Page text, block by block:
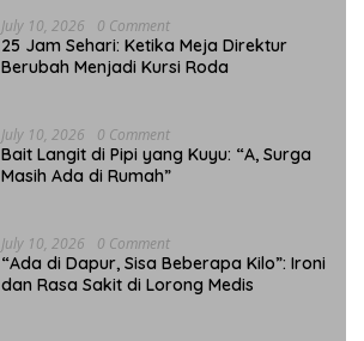
July 10, 2026 0 Comment
25 Jam Sehari: Ketika Meja Direktur
Berubah Menjadi Kursi Roda
July 10, 2026 0 Comment
Bait Langit di Pipi yang Kuyu: “A, Surga
Masih Ada di Rumah”
July 10, 2026 0 Comment
“Ada di Dapur, Sisa Beberapa Kilo”: Ironi
dan Rasa Sakit di Lorong Medis